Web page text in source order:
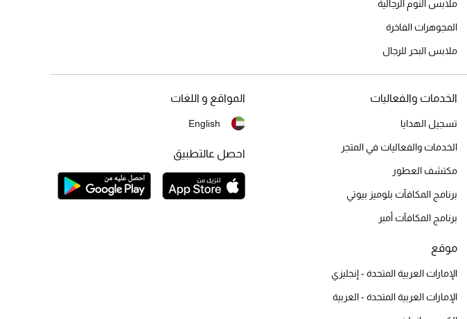
ملابس النوم الرجالية
المجوهرات الفاخرة
ملابس البحر للرجال
الخدمات والفعاليات
تسجيل الهدايا
الخدمات والفعاليات في المتجر
مكتشف العطور
برنامج المكافآت بلوميز بيوتي
برنامج المكافآت أمبر
موقع
الإمارات العربية المتحدة - إنجليزي
الإمارات العربية المتحدة - العربية
المواقع و اللغات
English
احصل عالتطبيق